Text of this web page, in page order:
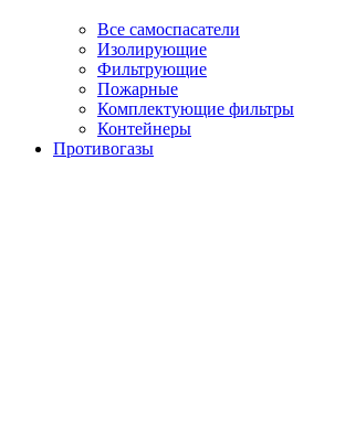
Все самоспасатели
Изолирующие
Фильтрующие
Пожарные
Комплектующие фильтры
Контейнеры
Противогазы